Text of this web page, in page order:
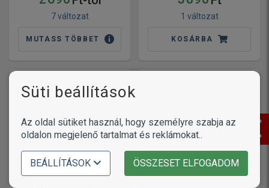
7 változat
MUTASS TÖBBET
1 változat
KOSÁRBA
Süti beállítások
Az oldal sütiket használ, hogy személyre szabja az
oldalon megjelenő tartalmat és reklámokat..
BEÁLLÍTÁSOK ÖSSZESET ELFOGADOM